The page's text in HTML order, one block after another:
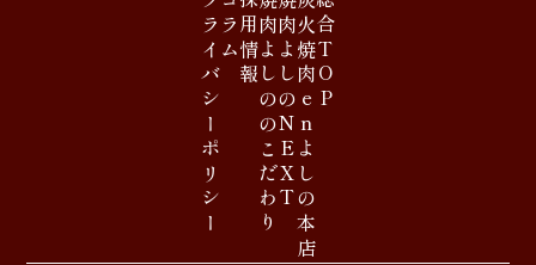
総合TOP
炭火焼肉enよしの本店
焼肉よしのNEXT
焼肉よしののこだわり
採用情報
コラム
プライバシーポリシー